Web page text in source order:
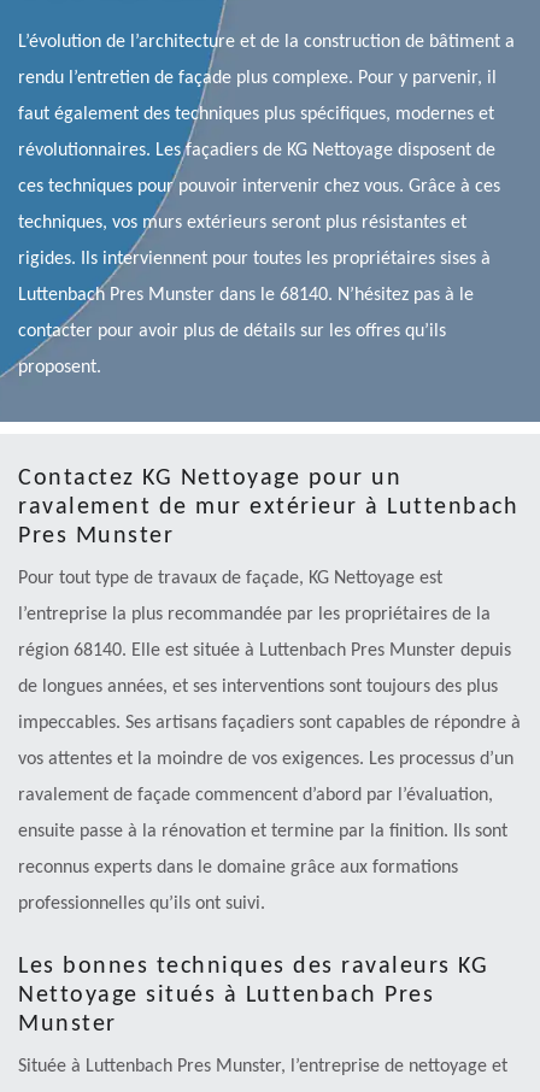
L’évolution de l’architecture et de la construction de bâtiment a
rendu l’entretien de façade plus complexe. Pour y parvenir, il
faut également des techniques plus spécifiques, modernes et
révolutionnaires. Les façadiers de KG Nettoyage disposent de
ces techniques pour pouvoir intervenir chez vous. Grâce à ces
techniques, vos murs extérieurs seront plus résistantes et
rigides. Ils interviennent pour toutes les propriétaires sises à
Luttenbach Pres Munster dans le 68140. N’hésitez pas à le
contacter pour avoir plus de détails sur les offres qu’ils
proposent.
Contactez KG Nettoyage pour un
ravalement de mur extérieur à Luttenbach
Pres Munster
Pour tout type de travaux de façade, KG Nettoyage est
l’entreprise la plus recommandée par les propriétaires de la
région 68140. Elle est située à Luttenbach Pres Munster depuis
de longues années, et ses interventions sont toujours des plus
impeccables. Ses artisans façadiers sont capables de répondre à
vos attentes et la moindre de vos exigences. Les processus d’un
ravalement de façade commencent d’abord par l’évaluation,
ensuite passe à la rénovation et termine par la finition. Ils sont
reconnus experts dans le domaine grâce aux formations
professionnelles qu’ils ont suivi.
Les bonnes techniques des ravaleurs KG
Nettoyage situés à Luttenbach Pres
Munster
Située à Luttenbach Pres Munster, l’entreprise de nettoyage et